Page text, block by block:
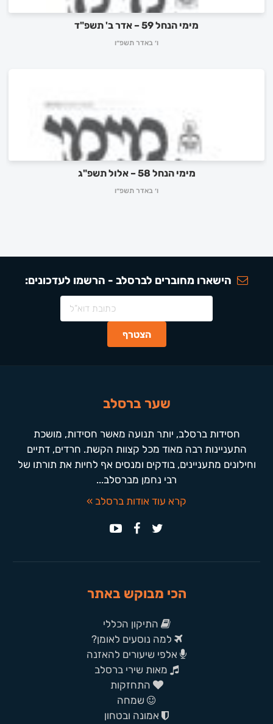
מימי הנחל 59 – אדר ב' תשפ"ד
ו׳ באדר תשפ״ו
מימי הנחל 58 – אלול תשפ"ג
ו׳ באדר תשפ״ו
הישארו מחוברים לברסלב - הרשמו לעדכונים:
שער ברסלב
חסידות ברסלב, יותר תנועה מאשר חסידות, מושכת
התעניינות רבה מאוד מכל קצוות הקשת. חרדים, דתיים
וחילונים מתעניינים, בודקים ומנסים אף לחיות את תורתו של
רבי נחמן מברסלב...
קרא עוד אודות ברסלב »
הכי מבוקש באתר
התיקון הכללי
למה נוסעים לאומן?
אלפי שיעורים להאזנה
מאות שירי ברסלב
התחזקות
שמחה
אמונה ובטחון